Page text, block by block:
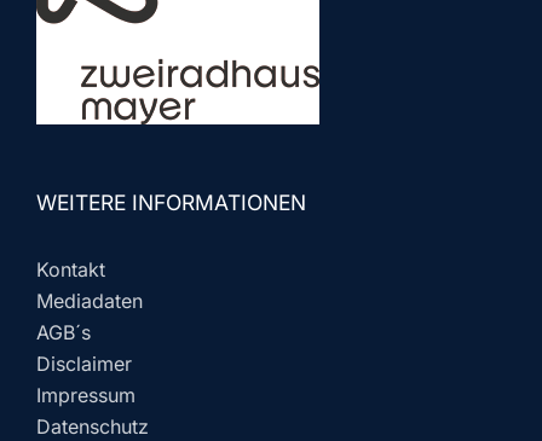
WEITERE INFORMATIONEN
Kontakt
Mediadaten
AGB´s
Disclaimer
Impressum
Datenschutz